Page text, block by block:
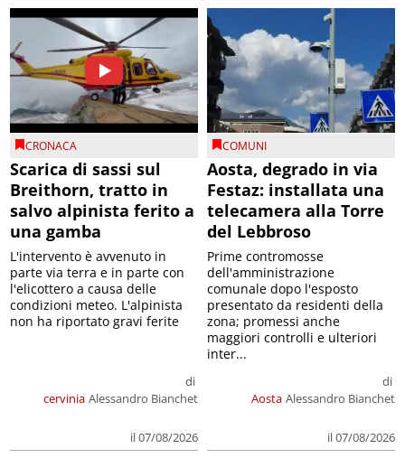
CRONACA
Scarica di sassi sul
Breithorn, tratto in
salvo alpinista ferito a
una gamba
cervinia
di
Alessandro Bianchet
il 07/08/2026
L'intervento è avvenuto in
parte via terra e in parte con
l'elicottero a causa delle
condizioni meteo. L'alpinista
non ha riportato gravi ferite
COMUNI
Aosta, degrado in via
Festaz: installata una
telecamera alla Torre
del Lebbroso
Aosta
di
Alessandro Bianchet
il 07/08/2026
Prime contromosse
dell'amministrazione
comunale dopo l'esposto
presentato da residenti della
zona; promessi anche
maggiori controlli e ulteriori
inter...